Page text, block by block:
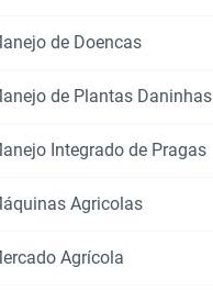
de Doencas
de Plantas Daninhas
Integrado de Pragas
Agricolas
Agrícola